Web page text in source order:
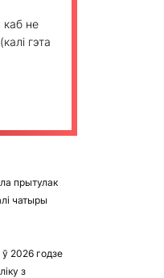
каб не
гэта
прытулак
чатыры
2026 годзе
з